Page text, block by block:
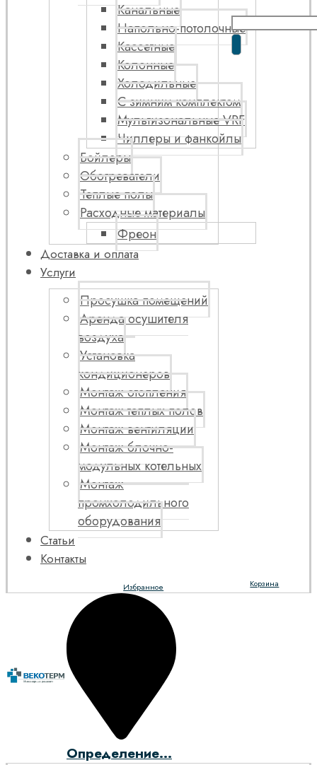
Канальные
Напольно-потолочные
Кассетные
Колонные
Холодильные
С зимним комплектом
Мультизональные VRF
Чиллеры и фанкойлы
Бойлеры
Обогреватели
Теплые полы
Расходные материалы
Фреон
Доставка и оплата
Услуги
Просушка помещений
Аренда осушителя
воздуха
Установка
кондиционеров
Монтаж отопления
Монтаж теплых полов
Монтаж вентиляции
Монтаж блочно-
модульных котельных
Монтаж
промхолодильного
оборудования
Статьи
Контакты
Корзина
Избранное
Определение...